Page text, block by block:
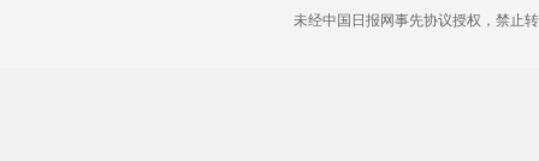
未经中国日报网事先协议授权，禁止